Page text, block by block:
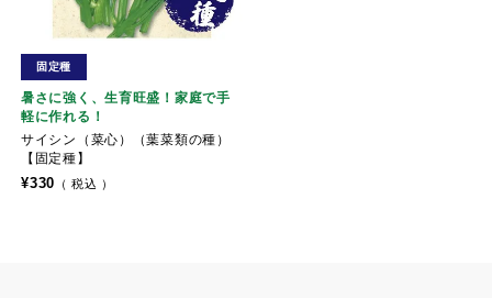
暑さに強く、生育旺盛！家庭で手
軽に作れる！
サイシン（菜心）（葉菜類の種）
【固定種】
固定種
¥330 税込